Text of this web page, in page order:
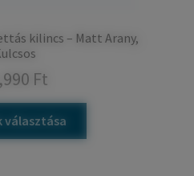
kilincs – Matt Arany,
Ft
választása